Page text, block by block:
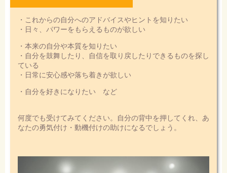
・これからの自分へのアドバイスやヒントを知りたい
・日々、パワーをもらえるものが欲しい
・本来の自分や本質を知りたい
・自分を鼓舞したり、自信を取り戻したりできるものを探し
ている
・日常に安心感や落ち着きが欲しい
・自分を好きになりたい など
何度でも受けてみてください。自分の背中を押してくれ、あ
なたの勇気付け・動機付けの助けになるでしょう。